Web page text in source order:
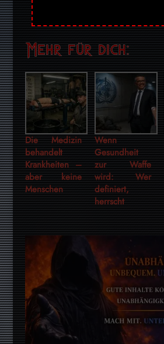
Mehr für dich:
Die Medizin
behandelt
Krankheiten –
aber keine
Menschen
Wenn
Gesundheit
zur Waffe
wird: Wer
definiert,
herrscht